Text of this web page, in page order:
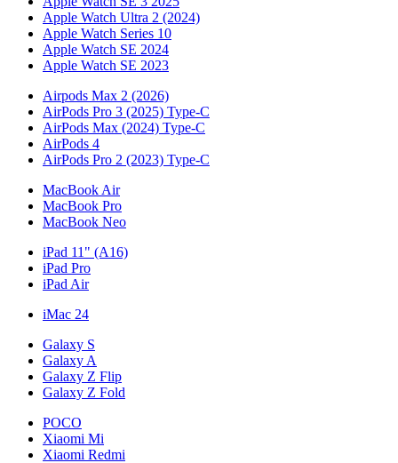
Apple Watch Ultra 2 (2024)
Apple Watch Series 10
Apple Watch SE 2024
Apple Watch SE 2023
Airpods Max 2 (2026)
AirPods Pro 3 (2025) Type-C
AirPods Max (2024) Type-C
AirPods 4
AirPods Pro 2 (2023) Type-C
MacBook Air
MacBook Pro
MacBook Neo
iPad 11" (A16)
iPad Pro
iPad Air
iMac 24
Galaxy S
Galaxy A
Galaxy Z Flip
Galaxy Z Fold
POCO
Xiaomi Mi
Xiaomi Redmi